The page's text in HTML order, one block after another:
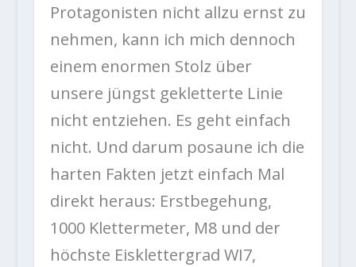
Protagonisten nicht allzu ernst zu
nehmen, kann ich mich dennoch
einem enormen Stolz über
unsere jüngst gekletterte Linie
nicht entziehen. Es geht einfach
nicht. Und darum posaune ich die
harten Fakten jetzt einfach Mal
direkt heraus: Erstbegehung,
1000 Klettermeter, M8 und der
höchste Eisklettergrad WI7,